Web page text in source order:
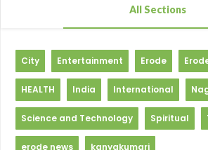
All Sections
City Entertainment Erode
HEALTH India International
Science and Technology Spiritual
erode news kanyakumari